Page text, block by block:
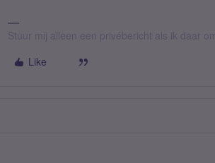
Stuur mij alleen een privébericht als ik daar
Like